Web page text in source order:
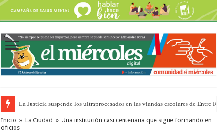
La Justicia suspende los ultraprocesados en las viandas escolares de Entre
Inicio » La Ciudad » Una institución casi centenaria que sigue formando en
oficios